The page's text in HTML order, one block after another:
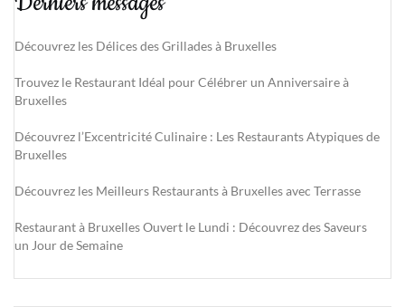
Découvrez les Délices des Grillades à Bruxelles
Trouvez le Restaurant Idéal pour Célébrer un Anniversaire à
Bruxelles
Découvrez l’Excentricité Culinaire : Les Restaurants Atypiques de
Bruxelles
Découvrez les Meilleurs Restaurants à Bruxelles avec Terrasse
Restaurant à Bruxelles Ouvert le Lundi : Découvrez des Saveurs
un Jour de Semaine